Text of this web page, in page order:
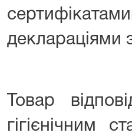
деклараціями
Товар
гігієнічним